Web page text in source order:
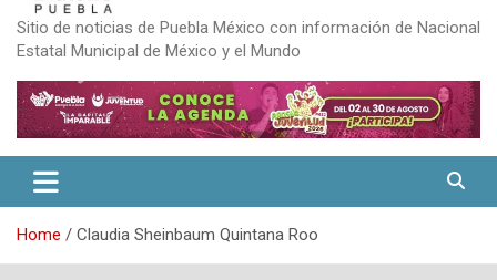
Sitio de noticias de Puebla México con información de Nacional
Estatal Municipal de México y el Mundo
Home Claudia Sheinbaum Quintana Roo